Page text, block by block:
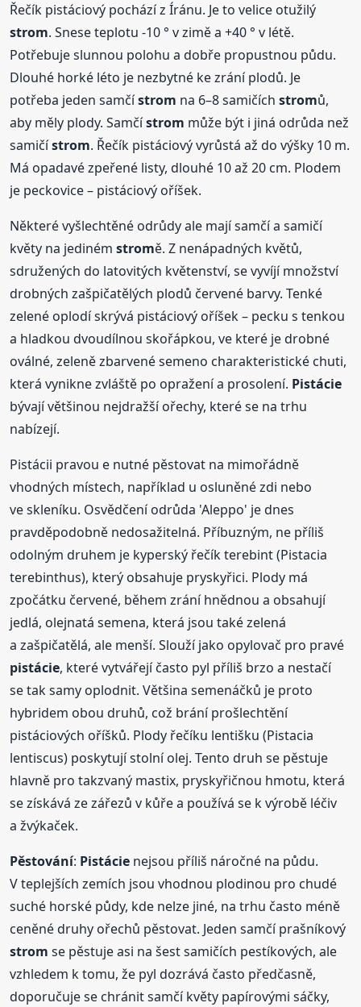
Řečík pistáciový pochází z Íránu. Je to velice otužilý
strom. Snese teplotu -10 ° v zimě a +40 ° v létě.
Potřebuje slunnou polohu a dobře propustnou půdu.
Dlouhé horké léto je nezbytné ke zrání plodů. Je
potřeba jeden samčístrom na 6–8 samičíchstromů,
aby měly plody. Samčístrom může být i jiná odrůda než
samičístrom. Řečík pistáciový vyrůstá až do výšky 10 m.
Má opadavé zpeřené listy, dlouhé 10 až 20 cm. Plodem
je peckovice – pistáciový oříšek.
Některé vyšlechtěné odrůdy ale mají samčí a samičí
květy na jedinémstromě. Z nenápadných květů,
sdružených do latovitých květenství, se vyvíjí množství
drobných zašpičatělých plodů červené barvy. Tenké
zelené oplodí skrývá pistáciový oříšek – pecku s tenkou
a hladkou dvoudílnou skořápkou, ve které je drobné
oválné, zeleně zbarvené semeno charakteristické chuti,
která vynikne zvláště po opražení a prosolení. Pistácie
bývají většinou nejdražší ořechy, které se na trhu
nabízejí.
Pistácii pravou e nutné pěstovat na mimořádně
vhodných místech, například u osluněné zdi nebo
ve skleníku. Osvědčení odrůda 'Aleppo' je dnes
pravděpodobně nedosažitelná. Příbuzným, ne příliš
odolným druhem je kyperský řečík terebint (Pistacia
terebinthus), který obsahuje pryskyřici. Plody má
zpočátku červené, během zrání hnědnou a obsahují
jedlá, olejnatá semena, která jsou také zelená
a zašpičatělá, ale menší. Slouží jako opylovač pro pravé
pistácie, které vytvářejí často pyl příliš brzo a nestačí
se tak samy oplodnit. Většina semenáčků je proto
hybridem obou druhů, což brání prošlechtění
pistáciových oříšků. Plody řečíku lentišku (Pistacia
lentiscus) poskytují stolní olej. Tento druh se pěstuje
hlavně pro takzvaný mastix, pryskyřičnou hmotu, která
se získává ze zářezů v kůře a používá se k výrobě léčiv
a žvýkaček.
Pěstování: Pistácie nejsou příliš náročné na půdu.
V teplejších zemích jsou vhodnou plodinou pro chudé
suché horské půdy, kde nelze jiné, na trhu často méně
ceněné druhy ořechů pěstovat. Jeden samčí prašníkový
strom se pěstuje asi na šest samičích pestíkových, ale
vzhledem k tomu, že pyl dozrává často předčasně,
doporučuje se chránit samčí květy papírovými sáčky,